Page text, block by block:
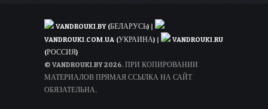
VANDROUKI.BY (БЕЛАРУСЬ) |
VANDROUKI.COM.UA (УКРАИНА) |
VANDROUKI.RU
(РОССИЯ)
© VANDROUKI.BY 2026. ПРИ КОПИРОВАНИИ
МАТЕРИАЛОВ ПРЯМАЯ ССЫЛКА НА САЙТ
ОБЯЗАТЕЛЬНА.